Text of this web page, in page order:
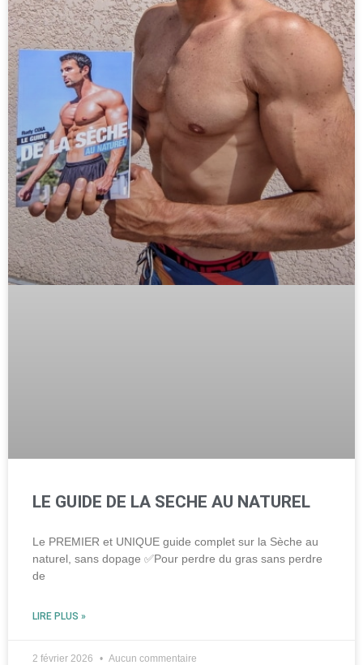
LE GUIDE DE LA SECHE AU NATUREL
Le PREMIER et UNIQUE guide complet sur la Sèche au
naturel, sans dopage ✅Pour perdre du gras sans perdre
de
LIRE PLUS »
2 février 2026 Aucun commentaire